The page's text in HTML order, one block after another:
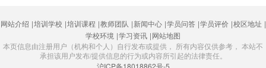
网站介绍 |培训学校 |培训课程 |教师团队 |新闻中心 |学员问答 |学员评价 |校区地址 |
学校环境 |学习资讯 |网站地图
本页信息由注册用户（机构和个人）自行发布或提供， 所有内容仅供参考， 本站不
承担该用户发布/提供信息的行为或内容所引起的法律责任。
沪ICP备18018862号-5